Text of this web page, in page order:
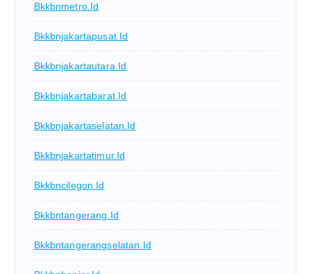
Bkkbnmetro.id
Bkkbnjakartapusat.id
Bkkbnjakartautara.id
Bkkbnjakartabarat.id
Bkkbnjakartaselatan.id
Bkkbnjakartatimur.id
Bkkbncilegon.id
Bkkbntangerang.id
Bkkbntangerangselatan.id